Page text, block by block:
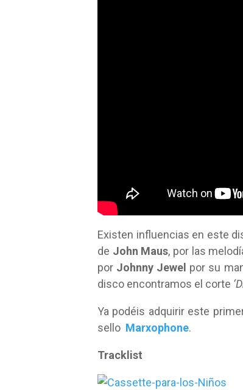
Existen influencias en este
de John Maus, por las
por Johnny Jewel por su
disco encontramos el corte
Ya podéis adquirir este
sello Marxophone.
Tracklist